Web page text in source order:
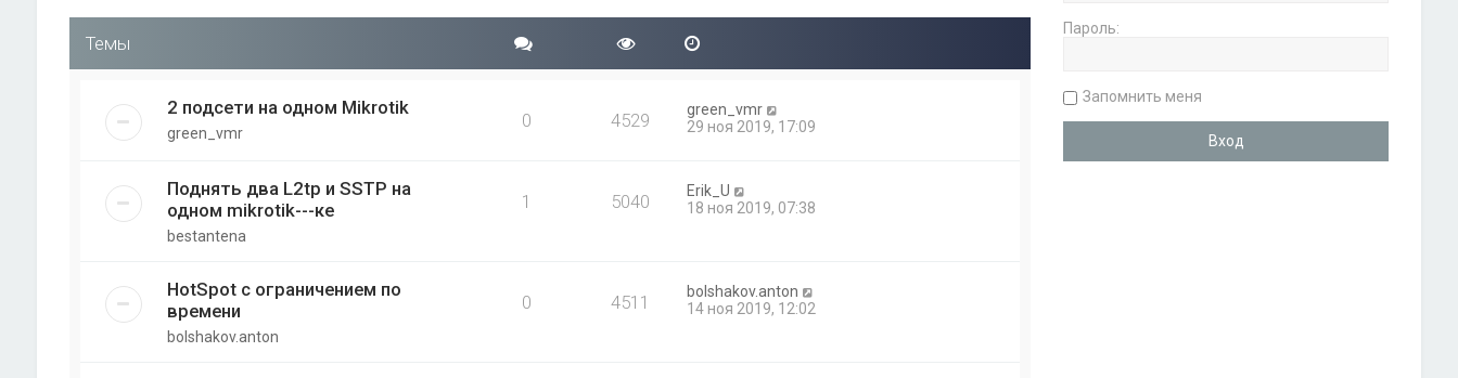
Темы
2 подсети на одном Mikrotik
green_vmr
0 4529
green_vmr
29 ноя 2019, 17:09
Поднять два L2tp и SSTP на
одном mikrotik---ке
bestantena
1 5040
Erik_U
18 ноя 2019, 07:38
HotSpot с ограничением по
времени
bolshakov.anton
0 4511
bolshakov.anton
14 ноя 2019, 12:02
Пароль:
Запомнить меня